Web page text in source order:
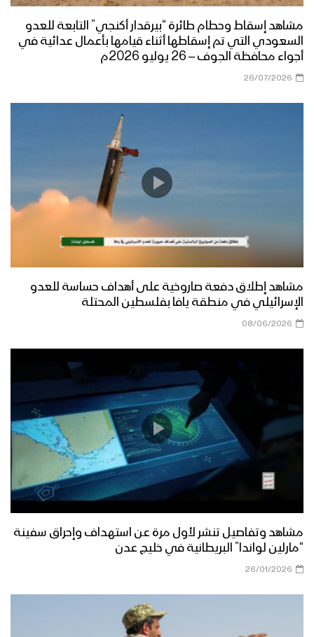
مشاهد إسقاط وحطام طائرة “بيرقدار أكنجي” التابعة للعدو
السعودي التي تم إسقاطها أثناء قيامها بأعمال عدائية في
أجواء محافظة الجوف – 26 يوليو 2026م
26/07/2026
مشاهد إطلاق دفعة صاروخية على أهداف حساسة للعدو
الإسرائيلي في منطقة يافا بفلسطين المحتلة
08/06/2026
مشاهد وتفاصيل تنشر لأول مرة عن استهداف وإحراق سفينة
“مارلين لواندا” البريطانية في خليج عدن
26/01/2026